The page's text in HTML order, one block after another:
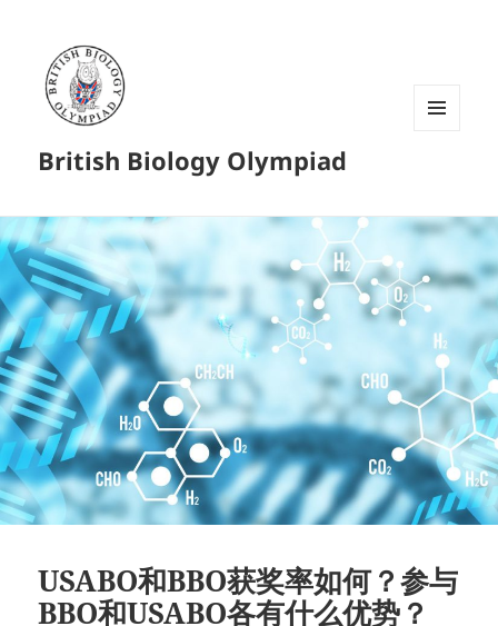
British Biology Olympiad
USABO和BBO获奖率如何？参与
BBO和USABO各有什么优势？